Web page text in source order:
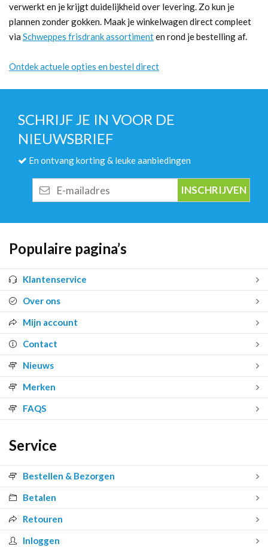
verwerkt en je krijgt duidelijkheid over levering. Zo kun je
plannen zonder gokken. Maak je winkelwagen direct compleet
via Schweppes frisdrank assortimenten rond je bestelling af.
Ontdek actuele opties en bestel direct
SCHRIJF JE IN VOOR DE
NIEUWSBRIEF
En ontvang korting & leuke aanbiedingen
mailadres
Populaire pagina’s
Klantenservice
Over ons
Mijn account
Contact
Nieuws
Merken
FAQS
Service
Bestellen & Bezorgen
Betalen
Retouren
Inloggen